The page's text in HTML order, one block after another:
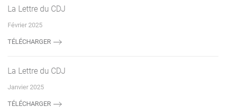
La Lettre du CDJ
Février 2025
TÉLÉCHARGER
La Lettre du CDJ
Janvier 2025
TÉLÉCHARGER